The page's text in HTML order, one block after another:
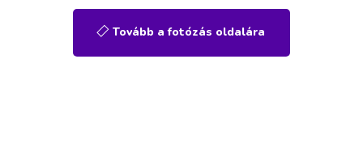
Tovább a fotózás oldalára